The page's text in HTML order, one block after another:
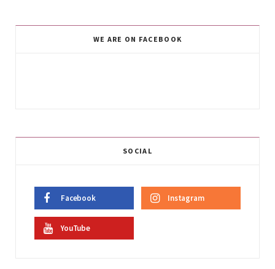
WE ARE ON FACEBOOK
SOCIAL
Facebook Instagram
YouTube